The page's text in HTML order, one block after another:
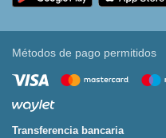
Métodos de pago permitidos
Transferencia bancaria